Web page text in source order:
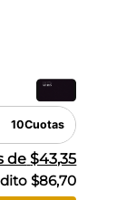
10Cuotas
de $43,35
$86,70